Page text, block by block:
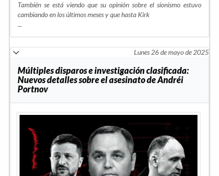
También se está viendo que su opinión sobre el sionismo estuvo
cambiando en los últimos meses y que hasta Kirk
...
Lunes 26 de mayo de 2025
Múltiples disparos e investigación clasificada:
Nuevos detalles sobre el asesinato de Andréi
Portnov